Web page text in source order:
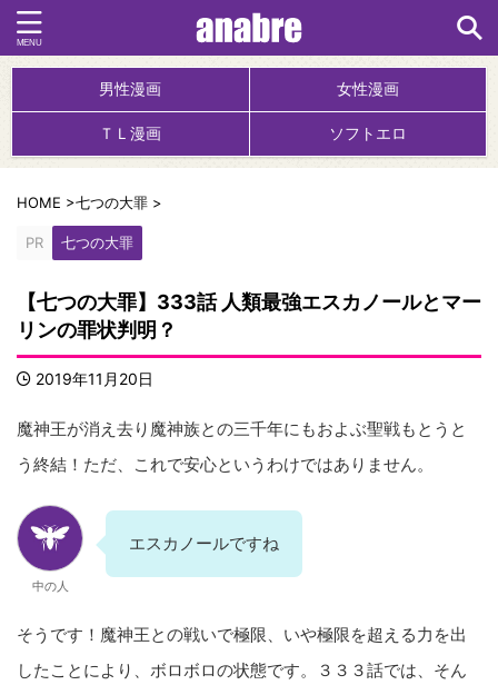
男性漫画 女性漫画
ＴＬ漫画 ソフトエロ
HOME >七つの大罪 >
PR 七つの大罪
【七つの大罪】333話 人類最強エスカノールとマー
リンの罪状判明？
2019年11月20日
魔神王が消え去り魔神族との三千年にもおよぶ聖戦もとうと
う終結！ただ、これで安心というわけではありません。
中の人
エスカノールですね
そうです！魔神王との戦いで極限、いや極限を超える力を出
したことにより、ボロボロの状態です。３３３話では、そん